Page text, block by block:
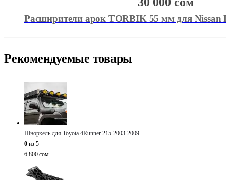
Расширители арок TORBIK 55 мм для Nissan
Рекомендуемые товары
Шноркель для Toyota 4Runner 215 2003-2009
0 из 5
6 800 сом